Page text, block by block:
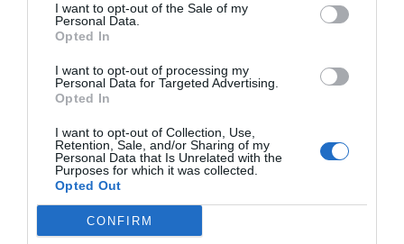
I want to opt-out of the Sale of my
Personal Data.
Opted In
I want to opt-out of processing my
Personal Data for Targeted Advertising.
Opted In
I want to opt-out of Collection, Use,
Retention, Sale, and/or Sharing of my
Personal Data that Is Unrelated with the
Purposes for which it was collected.
Opted Out
CONFIRM
El IBEX 35 cerró la sesión del miércoles en
los 20.057 puntos, un nuevo récord
Eulogio López
Ceuta. Nuestra Señora de África:
convertir al musulmán
Eulogio López
No perdamos el norte: la
emigración es mala
Eulogio López